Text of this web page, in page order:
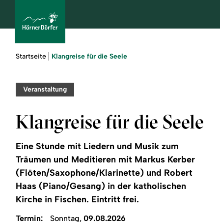
Urlaub
buchen
Sommer
Winter
Sie
Startseite Klangreise für die Seele
Veranstaltung
Klangreise für die Seele
Eine Stunde mit Liedern und Musik zum
Träumen und Meditieren mit Markus Kerber
(Flöten/Saxophone/Klarinette) und Robert
Haas (Piano/Gesang) in der katholischen
Kirche in Fischen. Eintritt frei.
Termin: Sonntag,09.08.2026